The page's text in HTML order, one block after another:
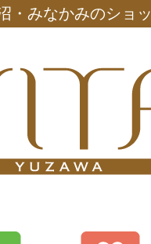
・みなかみのシ